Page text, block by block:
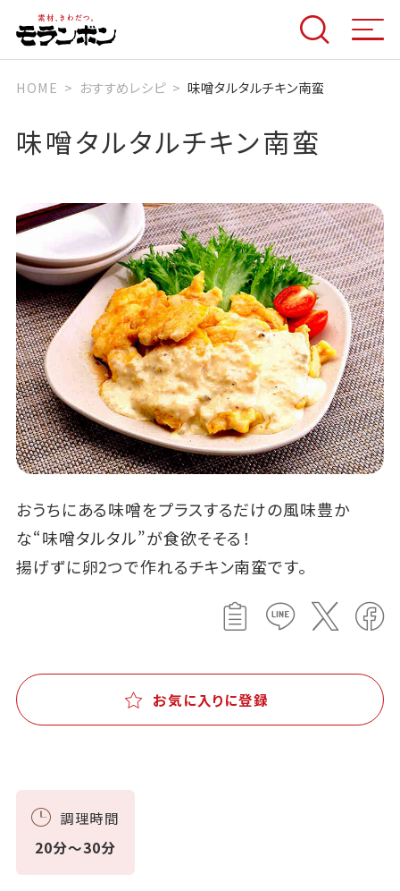
HOME おすすめレシピ 味噌タルタルチキン南蛮
味噌タルタルチキン南蛮
おうちにある味噌をプラスするだけの風味豊か
な“味噌タルタル”が食欲そそる！
揚げずに卵2つで作れるチキン南蛮です。
お気に入りに登録
調理時間
20分～30分